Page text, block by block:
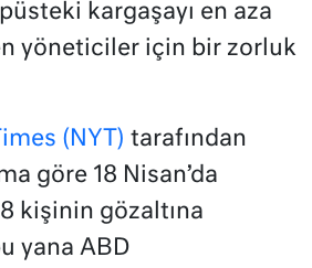
kargaşayı en aza
yöneticiler için bir zorluk
(NYT) tarafından
göre 18 Nisan’da
kişinin gözaltına
yana ABD